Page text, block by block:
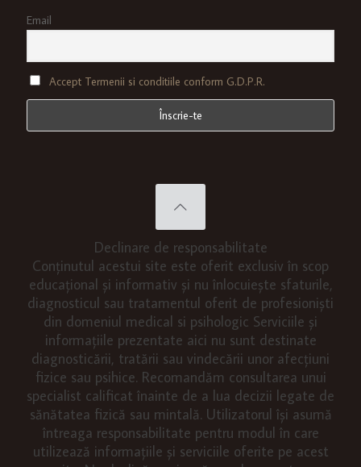
Email
Accept Termenii si conditiile conform G.D.P.R.
Declinare de responsabilitate
Conținutul acestui site este oferit exclusiv în scop
educațional și informativ și nu înlocuiește sfaturile,
diagnosticul sau tratamentul oferit de profesioniști
din domeniul medical si psihologic Serviciile și
informațiile prezentate aici nu sunt destinate
diagnosticării, tratării sau vindecării unor afecțiuni
fizice sau psihice. Recomandăm consultarea unui
specialist calificat înainte de a lua decizii legate de
sănătatea fizică sau mintală. Utilizatorul își asumă
întreaga responsabilitate pentru modul în care
utilizează informațiile și serviciile oferite pe acest